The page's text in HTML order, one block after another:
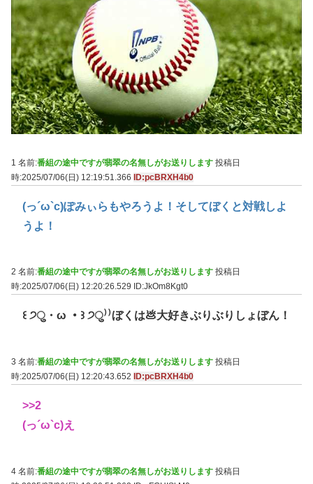
1 名前:番組の途中ですが翡翠の名無しがお送りします 投稿日
時:2025/07/06(日) 12:19:51.366 ID:pcBRXH4b0
(っ´ω`c)ぽみぃらもやろうよ！そしてぼくと対戦しよ
うよ！
2 名前:番組の途中ですが翡翠の名無しがお送りします 投稿日
時:2025/07/06(日) 12:20:26.529
ID:JkOm8Kgt0
꒰ ੭ु・ω ・꒱ ੭ु⁾⁾ぼくは💩大好きぶりぶりしょぼん！
3 名前:番組の途中ですが翡翠の名無しがお送りします 投稿日
時:2025/07/06(日) 12:20:43.652
ID:pcBRXH4b0
>>2
(っ´ω`c)え
4 名前:番組の途中ですが翡翠の名無しがお送りします 投稿日